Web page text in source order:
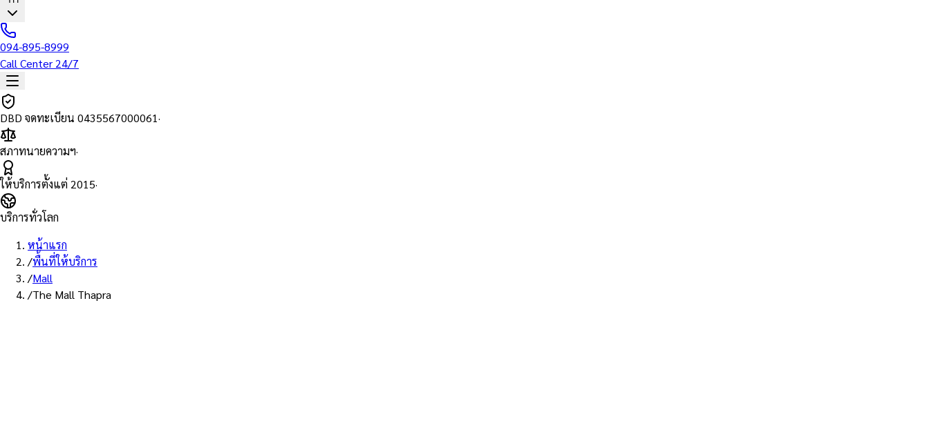
094-895-8999
Call Center 24/7
DBD จดทะเบียน 0435567000061·
สภาทนายความฯ·
ให้บริการตั้งแต่ 2015·
บริการทั่วโลก
หน้าแรก
/พื้นที่ให้บริการ
/Mall
/The Mall Thapra